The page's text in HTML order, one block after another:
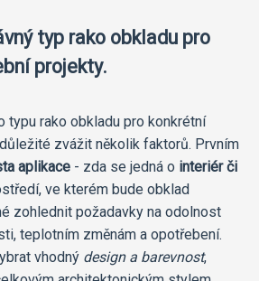
typ rako obkladu pro
projekty.
typu rako obkladu pro konkrétní
zvážit několik faktorů. Prvním
aplikace - zda se jedná o interiér či
ve kterém bude obklad
zohlednit požadavky na odolnost
teplotním změnám a opotřebení.
vhodný design a barevnost,